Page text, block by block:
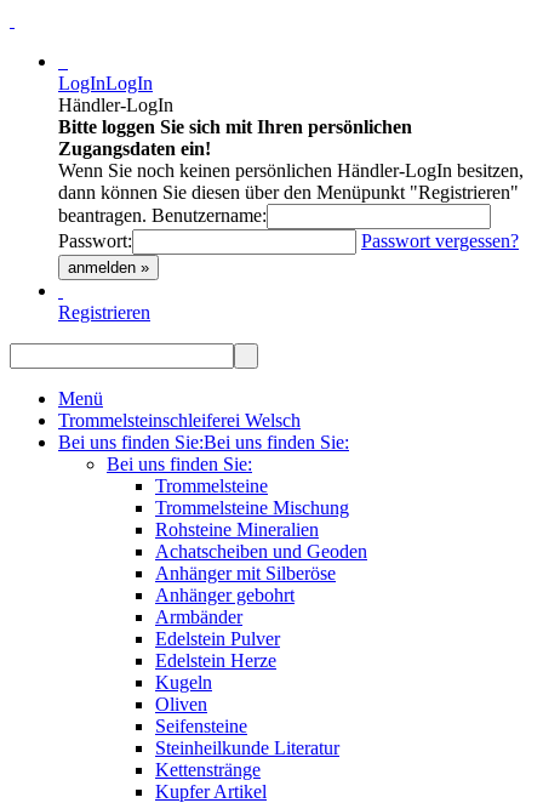
LogInLogIn
Händler-LogIn
Bitte loggen Sie sich mit Ihren persönlichen
Zugangsdaten ein!
Wenn Sie noch keinen persönlichen Händler-LogIn besitzen,
dann können Sie diesen über den Menüpunkt "Registrieren"
beantragen. Benutzername:
Passwort:
Passwort vergessen?
anmelden »
Registrieren
Menü
Trommelsteinschleiferei Welsch
Bei uns finden Sie:Bei uns finden Sie:
Bei uns finden Sie:
Trommelsteine
Trommelsteine Mischung
Rohsteine Mineralien
Achatscheiben und Geoden
Anhänger mit Silberöse
Anhänger gebohrt
Armbänder
Edelstein Pulver
Edelstein Herze
Kugeln
Oliven
Seifensteine
Steinheilkunde Literatur
Kettenstränge
Kupfer Artikel